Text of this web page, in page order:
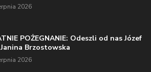
2026
POŻEGNANIE: Odeszli od nas Józef
Janina Brzostowska
2026